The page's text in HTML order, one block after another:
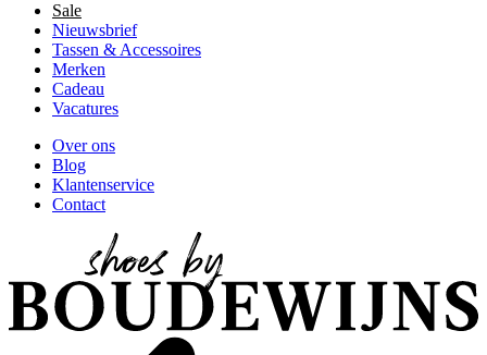
Sale
Nieuwsbrief
Tassen & Accessoires
Merken
Cadeau
Vacatures
Over ons
Blog
Klantenservice
Contact